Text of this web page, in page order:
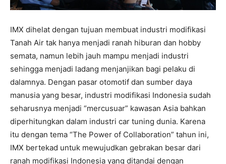
IMX dihelat dengan tujuan membuat industri modifikasi
Tanah Air tak hanya menjadi ranah hiburan dan hobby
semata, namun lebih jauh mampu menjadi industri
sehingga menjadi ladang menjanjikan bagi pelaku di
dalamnya. Dengan pasar otomotif dan sumber daya
manusia yang besar, industri modifikasi Indonesia sudah
seharusnya menjadi “mercusuar” kawasan Asia bahkan
diperhitungkan dalam industri car tuning dunia. Karena
itu dengan tema “The Power of Collaboration” tahun ini,
IMX bertekad untuk mewujudkan gebrakan besar dari
ranah modifikasi Indonesia yang ditandai dengan